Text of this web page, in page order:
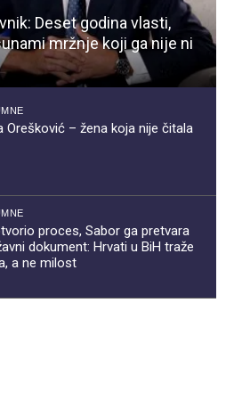
Deset godina vlasti,
mržnje koji ga nije ni
Orešković – žena koja nije čitala
proces, Sabor ga pretvara
dokument: Hrvati u BiH traže
a ne milost